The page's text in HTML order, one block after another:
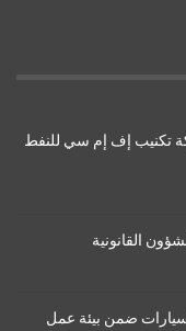
تكنيب إف إم سي للنفط
القانونية
ضمن بيئة عمل